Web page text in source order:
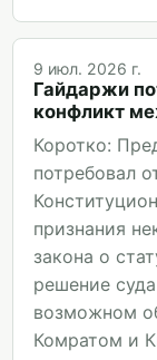
9 июл. 2026 г.
Гайдаржи
конфликт
Коротко:
потребовал
признания
закона о
решение
возможном
Комратом и